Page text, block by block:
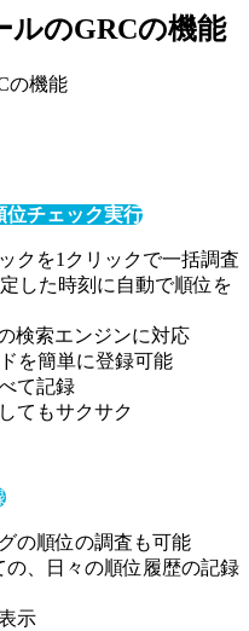
ルのGRCの機能
位チェック実行
クを1クリックで一括調査
した時刻に自動で順位を
検索エンジンに対応
を簡単に登録可能
て記録
てもサクサク
の順位の調査も可能
の、日々の順位履歴の記録
示